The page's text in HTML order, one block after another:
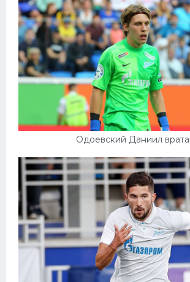
Одоевский Даниил